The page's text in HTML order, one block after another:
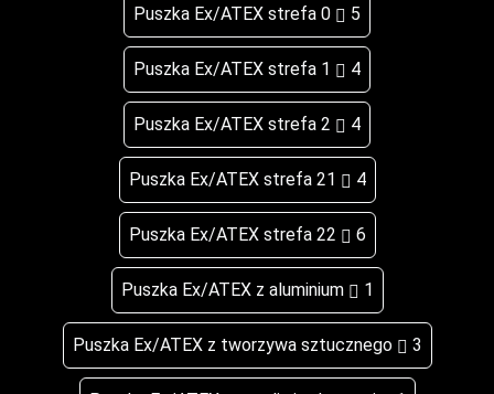
Puszka Ex/ATEX strefa 0 5
Puszka Ex/ATEX strefa 1 4
Puszka Ex/ATEX strefa 2 4
Puszka Ex/ATEX strefa 21 4
Puszka Ex/ATEX strefa 22 6
Puszka Ex/ATEX z aluminium 1
Puszka Ex/ATEX z tworzywa sztucznego 3